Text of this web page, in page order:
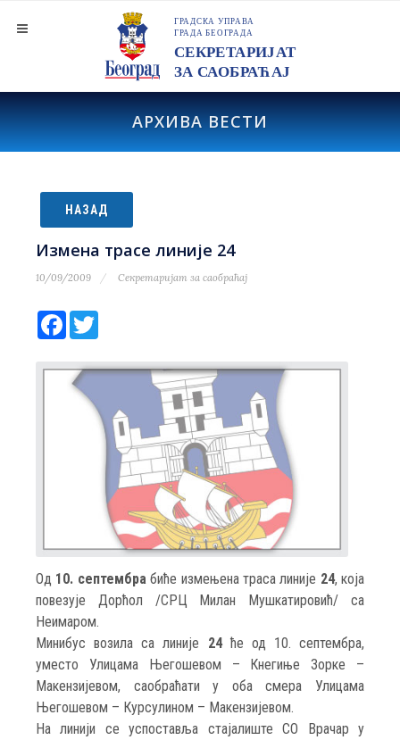
АРХИВА ВЕСТИ
НАЗАД
Измена трасе линије 24
10/09/2009 Секретаријат за саобраћај
Facebook
Од 10. септембра биће измењена траса линије 24, која
повезује Дорћол /СРЦ Милан Мушкатировић/ са
Неимаром.
Минибус возила са линије 24ће од 10. септембра,
уместо Улицама Његошевом – Кнегиње Зорке –
Мaкензијевом, саобраћати у оба смера Улицама
Његошевом – Курсулином – Мaкензијевом.
На линији се успоставља стајалиште СО Врачар у